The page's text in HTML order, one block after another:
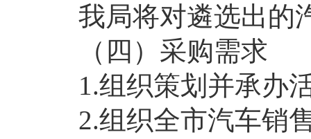
我局将对遴选出的汽
（四）采购需求
1.组织策划并承办活
2.组织全市汽车销售